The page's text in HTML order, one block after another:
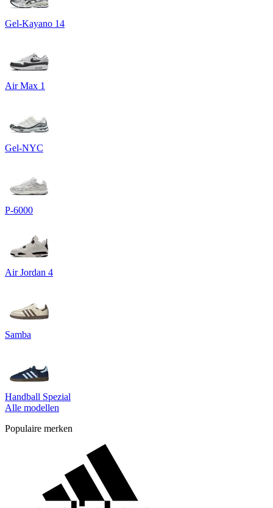
Gel-Kayano 14
Air Max 1
Gel-NYC
P-6000
Air Jordan 4
Samba
Handball Spezial
Alle modellen
Populaire merken